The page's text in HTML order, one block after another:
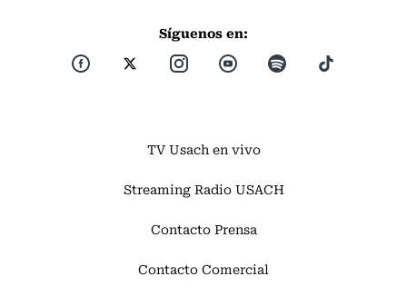
Síguenos en:
TV Usach en vivo
Streaming Radio USACH
Contacto Prensa
Contacto Comercial